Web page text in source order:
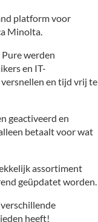
platform voor
Minolta.
werden
en IT-
en tijd vrij te
geactiveerd en
betaalt voor wat
assortiment
geüpdatet worden.
heeft!